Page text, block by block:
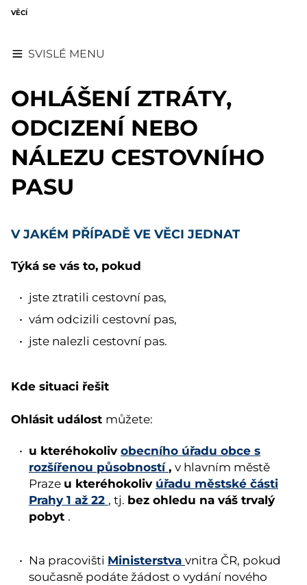
VĚCÍ
SVISLÉ MENU
OHLÁŠENÍ ZTRÁTY,
ODCIZENÍ NEBO
NÁLEZU CESTOVNÍHO
PASU
V JAKÉM PŘÍPADĚ VE VĚCI JEDNAT
Týká se vás to, pokud
jste ztratili cestovní pas,
vám odcizili cestovní pas,
jste nalezli cestovní pas.
Kde situaci řešit
Ohlásit událost můžete:
u kteréhokoliv obecního úřadu obce s
rozšířenou působností, v hlavním městě
Praze u kteréhokoliv úřadu městské části
Prahy 1 až 22 , tj. bez ohledu na váš trvalý
pobyt .
Na pracovišti Ministerstva vnitra ČR, pokud
současně podáte žádost o vydání nového